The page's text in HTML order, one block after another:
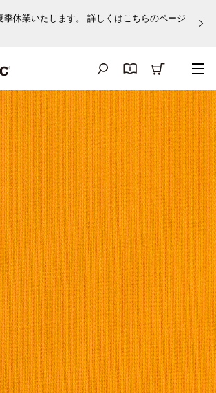
季休業いたします。 詳しくはこちらのページ